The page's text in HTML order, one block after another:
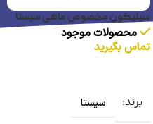
سیلیکون مخصوص ماهی سیستا
محصولات موجود
تماس بگیرید
برند سیستا